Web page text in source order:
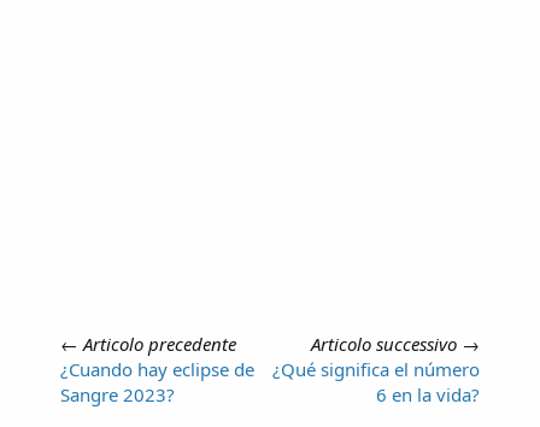
← Articolo precedente
¿Cuando hay eclipse de
Sangre 2023?
Articolo successivo →
¿Qué significa el número
6 en la vida?